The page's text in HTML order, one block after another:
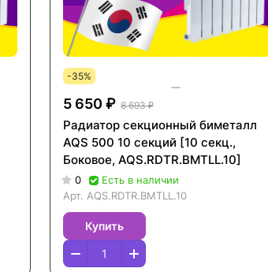
-35%
5 650 ₽ 8 693 ₽
Радиатор секционный биметалл
AQS 500 10 секций [10 секц.,
Боковое, AQS.RDTR.BMTLL.10]
0
Есть в наличии
Арт. AQS.RDTR.BMTLL.10
Купить